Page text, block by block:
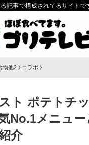
記事で構成されてるサイトで
物他2 コラボ
ト ポテトチ
No.1メニュ
介